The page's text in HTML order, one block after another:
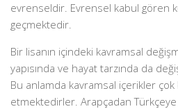
evrenseldir. Evrensel kabul gören
geçmektedir.
Bir lisanın içindeki kavramsal
yapısında ve hayat tarzında da
Bu anlamda kavramsal içerikler
etmektedirler. Arapçadan Türkçeye